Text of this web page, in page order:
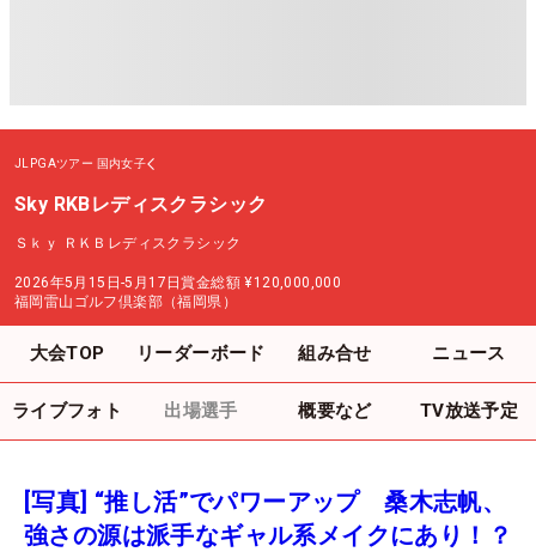
JLPGAツアー 国内女子
Sky RKBレディスクラシック
Ｓｋｙ ＲＫＢレディスクラシック
2026年5月15日-5月17日賞金総額 ¥120,000,000
福岡雷山ゴルフ倶楽部（福岡県）
大会TOP リーダーボード 組み合せ ニュース
ライブフォト 出場選手 概要など TV放送予定
[写真] “推し活”でパワーアップ 桑木志帆、
強さの源は派手なギャル系メイクにあり！？